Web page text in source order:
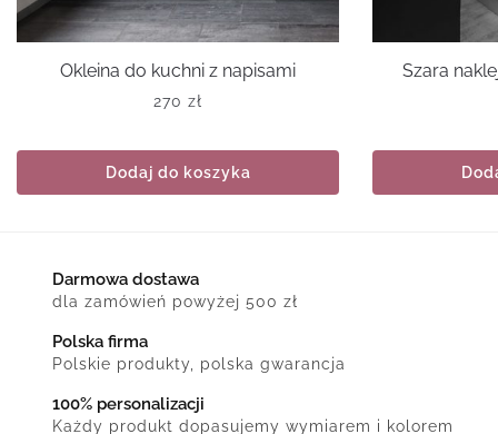
Okleina do kuchni z napisami
270 zł
Dodaj do koszyka
Szara
Darmowa dostawa
dla zamówień powyżej 500 zł
Polska firma
Polskie produkty, polska gwarancja
100% personalizacji
Każdy produkt dopasujemy wymiarem i kolorem